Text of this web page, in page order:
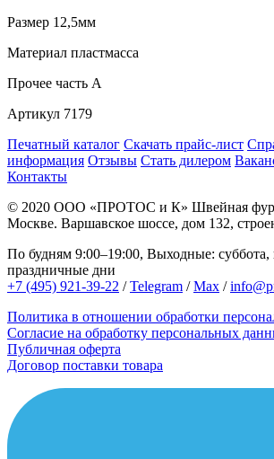
Размер 12,5мм
Материал пластмасса
Прочее часть A
Артикул 7179
Печатный каталог Скачать прайс-лист
информация Отзывы Стать дилером
Контакты
© 2020 ООО «ПРОТОС и К» Швейная
Москве. Варшавское шоссе, дом 132,
По будням 9:00–19:00, Выходные: суббота,
праздничные дни
+7 (495) 921-39-22 /Telegram /Max /
Политика в отношении обработки
Согласие на обработку персональных
Публичная оферта
Договор поставки товара